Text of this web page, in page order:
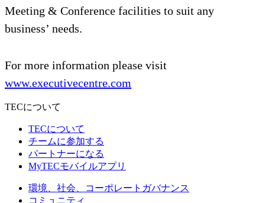
Meeting & Conference facilities to suit any
business’ needs.
For more information please visit
www.executivecentre.com
TECについて
TECについて
チームに参加する
パートナーになる
MyTECモバイルアプリ
環境、社会、コーポレートガバナンス
コミュニティ